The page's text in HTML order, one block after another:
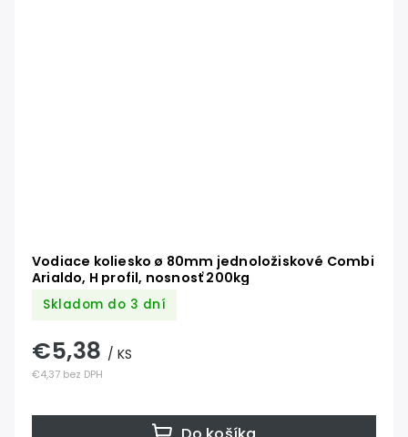
Vodiace koliesko ø 80mm jednoložiskové Combi
Arialdo, H profil, nosnosť 200kg
Skladom do 3 dní
€4,37 bez DPH
€5,38 / KS